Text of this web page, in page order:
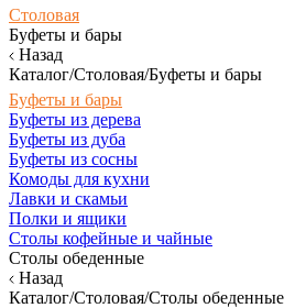
Столовая
Буфеты и бары
Назад
Каталог/Столовая/Буфеты и бары
Буфеты и бары
Буфеты из дерева
Буфеты из дуба
Буфеты из сосны
Комоды для кухни
Лавки и скамьи
Полки и ящики
Столы кофейные и чайные
Столы обеденные
Назад
Каталог/Столовая/Столы обеденные